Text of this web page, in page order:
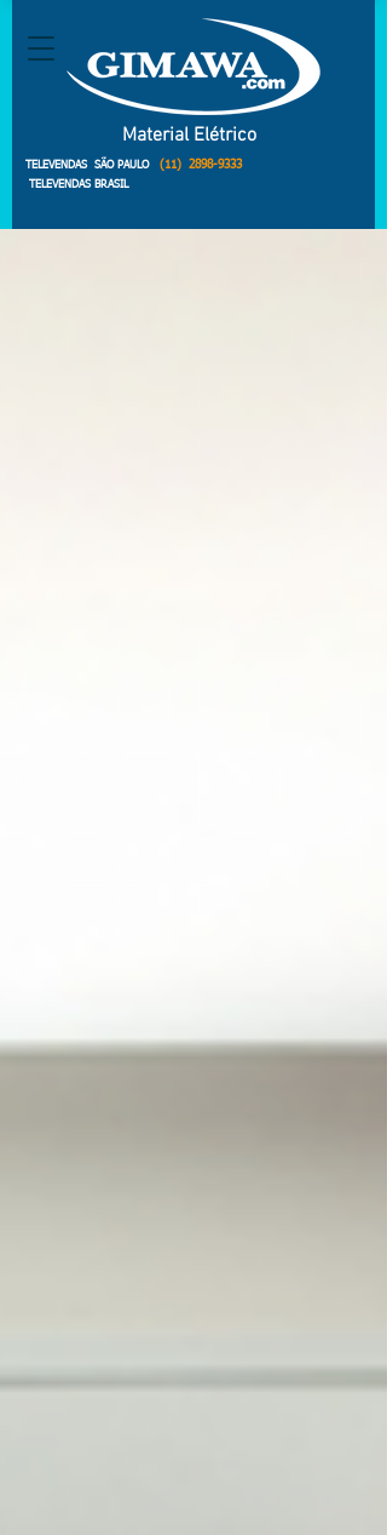
TELEVENDAS SÃO PAULO (11) 2898-9333
TELEVENDAS BRASIL
Material Elétrico